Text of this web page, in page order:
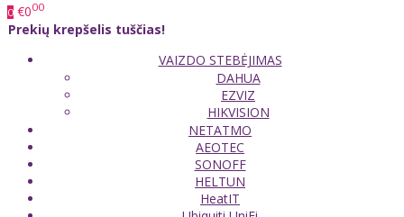
0 €000
Prekių krepšelis tuščias!
VAIZDO STEBĖJIMAS
DAHUA
EZVIZ
HIKVISION
NETATMO
AEOTEC
SONOFF
HELTUN
HeatIT